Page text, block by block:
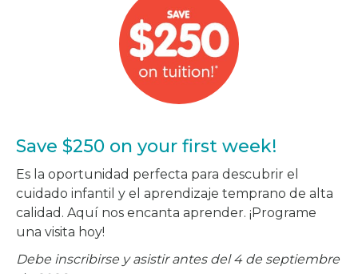
Save $250 on your first week!
Es la oportunidad perfecta para descubrir el
cuidado infantil y el aprendizaje temprano de alta
calidad. Aquí nos encanta aprender. ¡Programe
una visita hoy!
Debe inscribirse y asistir antes del 4 de septiembre